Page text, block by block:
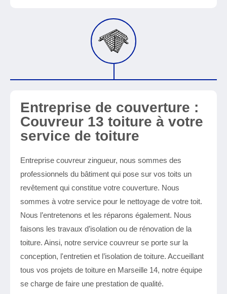
Entreprise de couverture :
Couvreur 13 toiture à votre
service de toiture
Entreprise couvreur zingueur, nous sommes des
professionnels du bâtiment qui pose sur vos toits un
revêtement qui constitue votre couverture. Nous
sommes à votre service pour le nettoyage de votre toit.
Nous l’entretenons et les réparons également. Nous
faisons les travaux d’isolation ou de rénovation de la
toiture. Ainsi, notre service couvreur se porte sur la
conception, l'entretien et l’isolation de toiture. Accueillant
tous vos projets de toiture en Marseille 14, notre équipe
se charge de faire une prestation de qualité.